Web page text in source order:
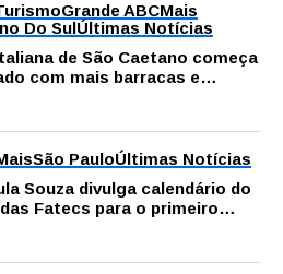
Grande ABCMais
Do SulÚltimas Notícias
de São Caetano começa
com mais barracas e
decoração e atrações
São PauloÚltimas Notícias
Souza divulga calendário do
Fatecs para o primeiro
2027